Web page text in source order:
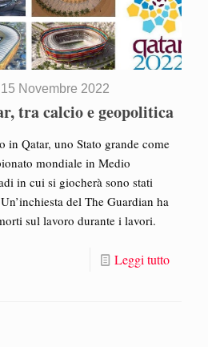
15 Novembre 2022
tra calcio e geopolitica
Qatar, uno Stato grande come
mondiale in Medio
in cui si giocherà sono stati
del The Guardian ha
sul lavoro durante i lavori.
Leggi tutto